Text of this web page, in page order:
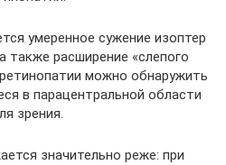
умеренное сужение изоптер
также расширение «слепого
можно обнаружить
в парацентральной области
зрения.
значительно реже: при